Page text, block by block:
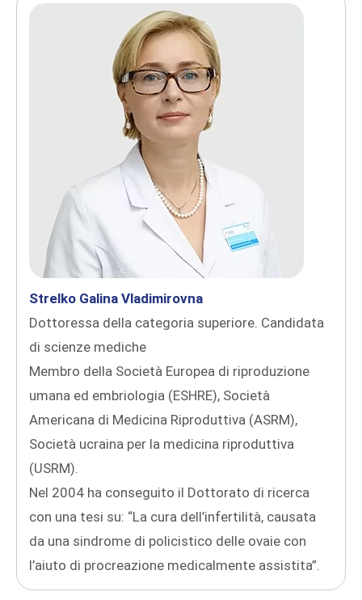
Strelko Galina Vladimirovna
Dottoressa della categoria superiore. Candidata
di scienze mediche
Membro della Società Europea di riproduzione
umana ed embriologia (ESHRE), Società
Americana di Medicina Riproduttiva (ASRM),
Società ucraina per la medicina riproduttiva
(USRM).
Nel 2004 ha conseguito il Dottorato di ricerca
con una tesi su: “La cura dell’infertilità, causata
da una sindrome di policistico delle ovaie con
l’aiuto di procreazione medicalmente assistita”.